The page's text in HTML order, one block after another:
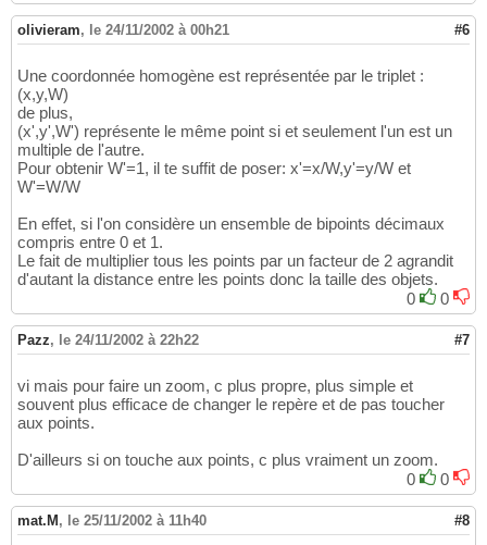
olivieram, le 24/11/2002 à 00h21 #6
Une coordonnée homogène est représentée par le triplet :
(x,y,W)
de plus,
(x',y',W') représente le même point si et seulement l'un est un
multiple de l'autre.
Pour obtenir W'=1, il te suffit de poser: x'=x/W,y'=y/W et
W'=W/W
En effet, si l'on considère un ensemble de bipoints décimaux
compris entre 0 et 1.
Le fait de multiplier tous les points par un facteur de 2 agrandit
d'autant la distance entre les points donc la taille des objets.
0
0
Pazz, le 24/11/2002 à 22h22 #7
vi mais pour faire un zoom, c plus propre, plus simple et
souvent plus efficace de changer le repère et de pas toucher
aux points.
D'ailleurs si on touche aux points, c plus vraiment un zoom.
0
0
mat.M , le 25/11/2002 à 11h40 #8